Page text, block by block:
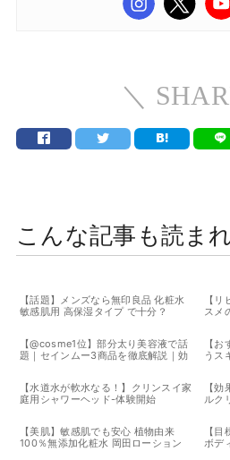
＼
こんな記事も読ま
【話題】メンズなら無印良品 化粧水
敏感肌用 高保湿タイプ で十分？
【
スメ
【@cosme1位】部分太り美容液で話
題｜セインムー3商品を徹底解説｜効
【
うス
【水道水が軟水なる！】クリンスイ家
庭用シャワーヘッド-体験開始
【
ルク
【美肌】敏感肌でも安心 植物由来
100％無添加化粧水 岡田ローション
【
ボデ